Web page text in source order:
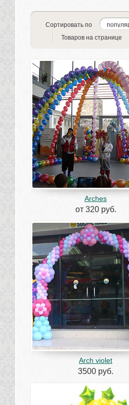
Сортировать по
Товаров на странице
Arches
от 320 руб.
Arch violet
3500 руб.